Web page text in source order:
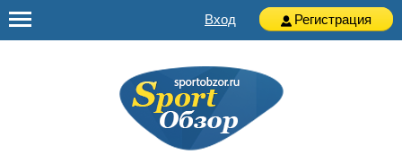
Вход Регистрация